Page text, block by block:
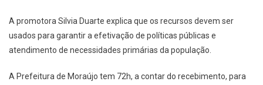
A promotora Silvia Duarte explica que os recursos devem ser
usados para garantir a efetivação de políticas públicas e
atendimento de necessidades primárias da população.
A Prefeitura de Moraújo tem 72h, a contar do recebimento, para